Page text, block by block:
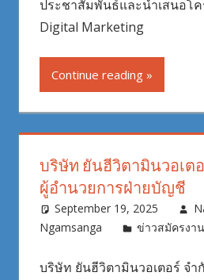
ประชาสัมพันธ์และนำเสนอโ
Digital Marketing
Continue reading
บริษัท ยันฮีวิตามินวอเต
ผู้อำนวยการฝ่ายบัญชี
September 19, 2025
Ngamsanga
ข่าวสมัครงาน
บริษัท ยันฮีวิตามินวอเตอร์ จำ